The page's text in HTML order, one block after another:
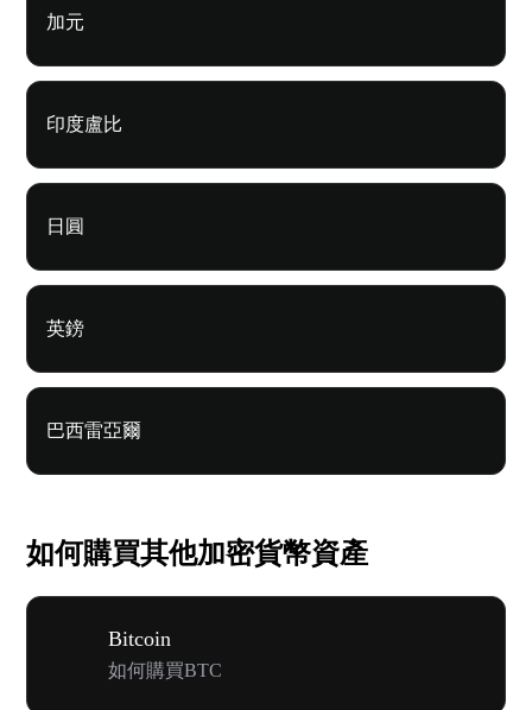
加元
印度盧比
日圓
英鎊
巴西雷亞爾
如何購買其他加密貨幣資產
Bitcoin
如何購買BTC